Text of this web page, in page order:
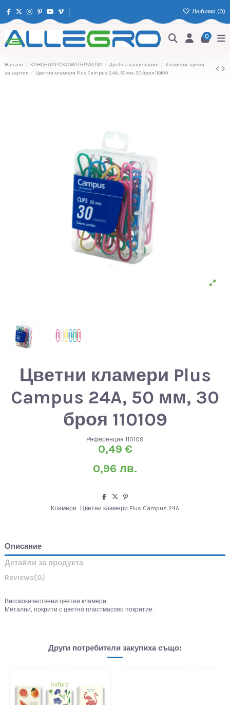
Любими (0)
0
Начало КАНЦЕЛАРСКИ МАТЕРИАЛИ Дребна канцелария
Кламери, щипки
за хартия
Цветни кламери Plus Campus 24A, 50 мм, 30 броя 110109
Цветни кламери Plus
Campus 24A, 50 мм, 30
броя 110109
Референция 110109
0,49 €
0,96 лв.
Кламери Цветни кламери Plus Campus 24A
Описание
Детайли за продукта
Reviews(0)
Висококачествени цветни кламери.
Метални, покрити с цветно пластмасово покритие.
Други потребители закупиха също: